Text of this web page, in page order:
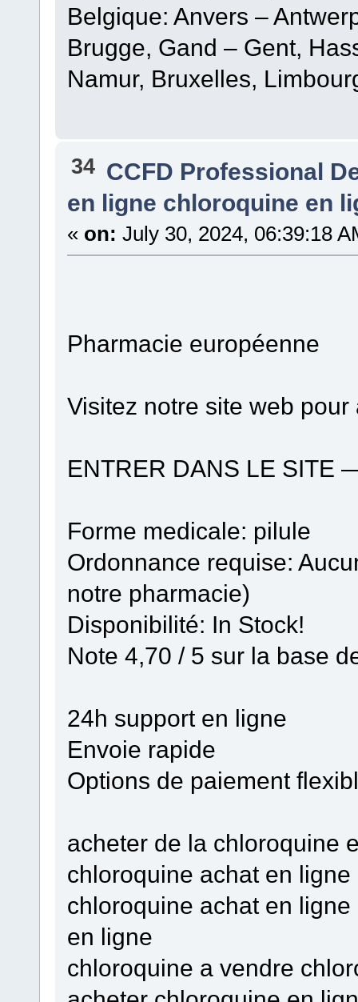
Belgique: Anvers –
Brugge, Gand – Gent,
Namur, Bruxelles,
34 CCFD Professional
en ligne chloroquine en
« on: July 30, 2024, 06:39:18
Pharmacie européenne
Visitez notre site web
ENTRER DANS LE SITE
Forme medicale: pilule
Ordonnance requise:
notre pharmacie)
Disponibilité: In Stock!
Note 4,70 / 5 sur la base
24h support en ligne
Envoie rapide
Options de paiement
acheter de la chloroquine
chloroquine achat en
chloroquine achat en
en ligne
chloroquine a vendre